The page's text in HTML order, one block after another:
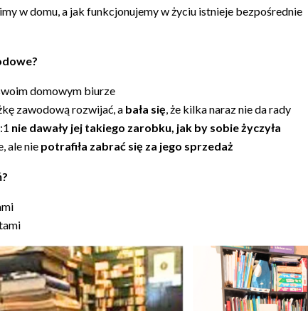
w domu, a jak funkcjonujemy w życiu istnieje bezpośrednie
domowym biurze
zawodową rozwijać, a bała się, że kilka naraz nie da rady
nie dawały jej takiego zarobku, jak by sobie życzyła
ale nie potrafiła zabrać się za jego sprzedaż